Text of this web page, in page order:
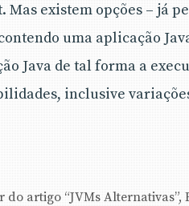
Mas existem opções – já
uma aplicação
Java de tal forma a
inclusive
artigo “JVMs Alternativas”,